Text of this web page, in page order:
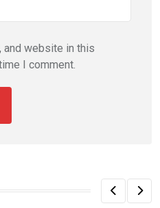
and website in this
I comment.